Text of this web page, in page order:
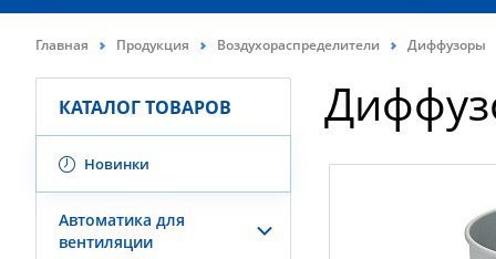
Главная Продукция Воздухораспределители Диффузоры
КАТАЛОГ ТОВАРОВ
Новинки
Автоматика для
вентиляции